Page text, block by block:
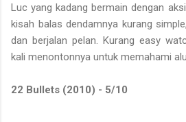
Luc yang kadang bermain dengan
kisah balas dendamnya kurang
dan berjalan pelan. Kurang easy
kali menontonnya untuk memahami
22 Bullets (2010) - 5/10